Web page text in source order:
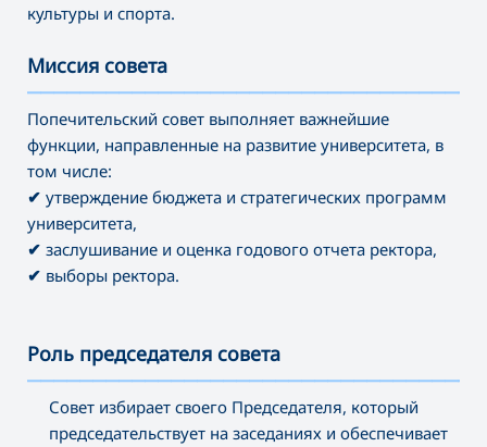
культуры и спорта.
Миссия совета
Попечительский совет выполняет важнейшие
функции, направленные на развитие университета, в
том числе:
✔ утверждение бюджета и стратегических программ
университета,
✔ заслушивание и оценка годового отчета ректора,
✔ выборы ректора.
Роль председателя совета
Совет избирает своего Председателя, который
председательствует на заседаниях и обеспечивает